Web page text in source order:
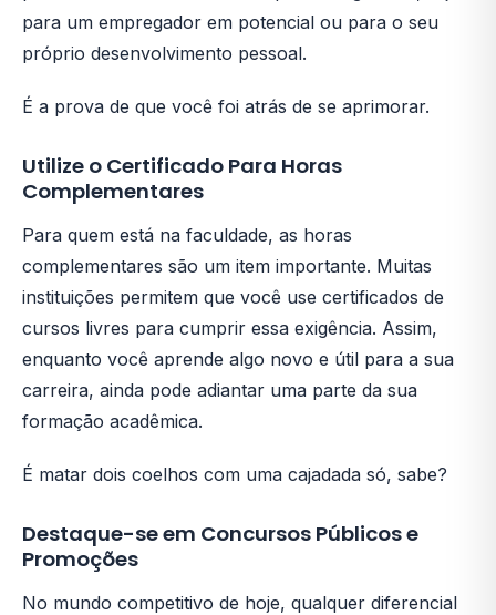
para um empregador em potencial ou para o seu
próprio desenvolvimento pessoal.
É a prova de que você foi atrás de se aprimorar.
Utilize o Certificado Para Horas
Complementares
Para quem está na faculdade, as horas
complementares são um item importante. Muitas
instituições permitem que você use certificados de
cursos livres para cumprir essa exigência. Assim,
enquanto você aprende algo novo e útil para a sua
carreira, ainda pode adiantar uma parte da sua
formação acadêmica.
É matar dois coelhos com uma cajadada só, sabe?
Destaque-se em Concursos Públicos e
Promoções
No mundo competitivo de hoje, qualquer diferencial